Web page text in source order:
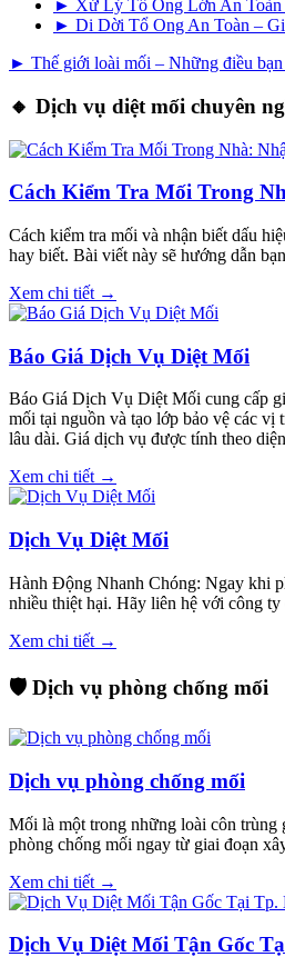
► Xử Lý Tổ Ong Lớn An Toàn
► Di Dời Tổ Ong An Toàn –
► Thế giới loài mối – Những điều bạn
🔸 Dịch vụ diệt mối chuyên
Cách Kiểm Tra Mối Trong
Cách kiểm tra mối và nhận biết dấu
hay biết. Bài viết này sẽ hướng dẫn
Xem chi tiết →
Báo Giá Dịch Vụ Diệt Mối
Báo Giá Dịch Vụ Diệt Mối cung cấp
mối tại nguồn và tạo lớp bảo vệ các vị
lâu dài. Giá dịch vụ được tính theo
Xem chi tiết →
Dịch Vụ Diệt Mối
Hành Động Nhanh Chóng: Ngay khi
nhiều thiệt hại. Hãy liên hệ với công
Xem chi tiết →
🛡️ Dịch vụ phòng chống mối
Dịch vụ phòng chống mối
Mối là một trong những loài côn trùng
phòng chống mối ngay từ giai đoạn
Xem chi tiết →
Dịch Vụ Diệt Mối Tận Gốc